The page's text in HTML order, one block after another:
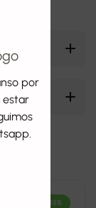
-45%
por
estar